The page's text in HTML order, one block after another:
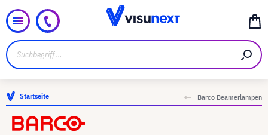
Startseite Barco Beamerlampen